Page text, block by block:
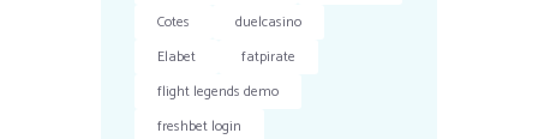
Cotes
duelcasino
Elabet
fatpirate
flight legends demo
freshbet login